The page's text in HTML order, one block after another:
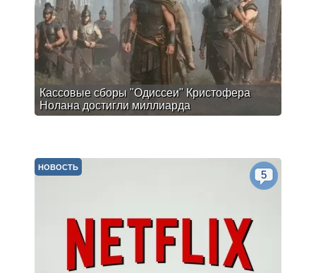
Кассовые сборы "Одиссеи" Кристофера
Нолана достигли миллиарда
НОВОСТЬ
5